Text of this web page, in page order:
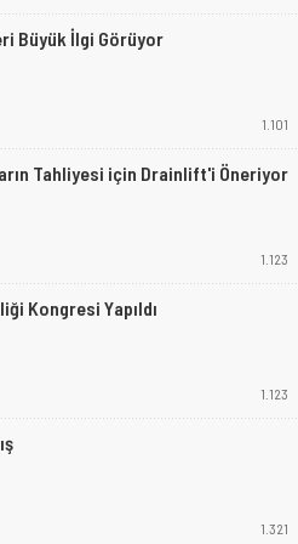
Büyük İlgi Görüyor
1.101
Tahliyesi için Drainlift'i Öneriyor
1.123
Kongresi Yapıldı
1.123
1.321